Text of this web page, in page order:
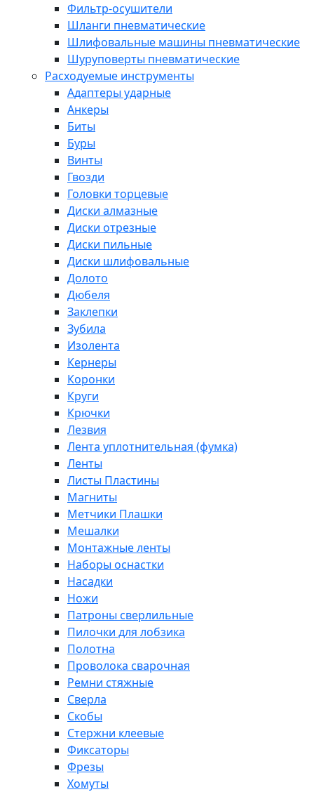
Фильтр-осушители
Шланги пневматические
Шлифовальные машины пневматические
Шуруповерты пневматические
Расходуемые инструменты
Адаптеры ударные
Анкеры
Биты
Буры
Винты
Гвозди
Головки торцевые
Диски алмазные
Диски отрезные
Диски пильные
Диски шлифовальные
Долото
Дюбеля
Заклепки
Зубила
Изолента
Кернеры
Коронки
Круги
Крючки
Лезвия
Лента уплотнительная (фумка)
Ленты
Листы Пластины
Магниты
Метчики Плашки
Мешалки
Монтажные ленты
Наборы оснастки
Насадки
Ножи
Патроны сверлильные
Пилочки для лобзика
Полотна
Проволока сварочная
Ремни стяжные
Сверла
Скобы
Стержни клеевые
Фиксаторы
Фрезы
Хомуты